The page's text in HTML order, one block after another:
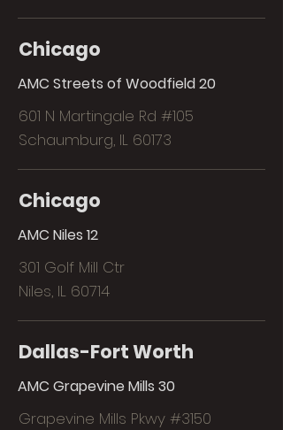
Chicago
AMC Streets of Woodfield 20
601 N Martingale Rd #105
Schaumburg, IL 60173
Chicago
AMC Niles 12
301 Golf Mill Ctr
Niles, IL 60714
Dallas-Fort Worth
AMC Grapevine Mills 30
Grapevine Mills Pkwy #3150